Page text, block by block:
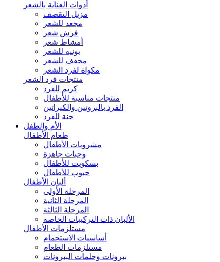
أدوات العناية بالشعر
مزيل التقصف
مجعد للشعر
فرش شعر
أمشاط شعر
بونيه للشعر
مجفف للشعر
مكواة لفرد الشعر
منتجات فرد الشعر
كريم للفرد
منتجات مناسبة للأطفال
الفرد بالبروتين والكيراتين
حنة للفرد
الأم والطفل
طعام الأطفال
مشروبات الأطفال
وجبات جاهزة
بسكويت للأطفال
حبوب للأطفال
ألبان الأطفال
المرحلة الأولى
المرحلة الثانية
المرحلة الثالثة
الألبان ذات التركيبات الخاصة
مستلزمات الأطفال
أساسيات الاستحمام
مستلزمات الطعام
ببرونات وحلمات الببرونات